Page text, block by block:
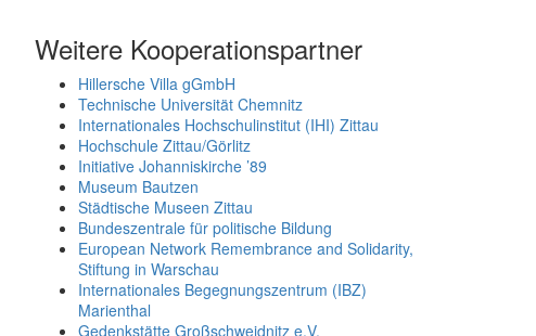
Weitere Kooperationspartner
Hillersche Villa gGmbH
Technische Universität Chemnitz
Internationales Hochschulinstitut (IHI) Zittau
Hochschule Zittau/Görlitz
Initiative Johanniskirche ’89
Museum Bautzen
Städtische Museen Zittau
Bundeszentrale für politische Bildung
European Network Remembrance and Solidarity,
Stiftung in Warschau
Internationales Begegnungszentrum (IBZ)
Marienthal
Gedenkstätte Großschweidnitz e.V.